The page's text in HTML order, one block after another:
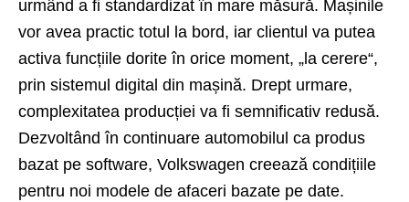
urmând a fi standardizat în mare măsură. Mașinile
vor avea practic totul la bord, iar clientul va putea
activa funcțiile dorite în orice moment, „la cerere“,
prin sistemul digital din mașină. Drept urmare,
complexitatea producției va fi semnificativ redusă.
Dezvoltând în continuare automobilul ca produs
bazat pe software, Volkswagen creează condițiile
pentru noi modele de afaceri bazate pe date.